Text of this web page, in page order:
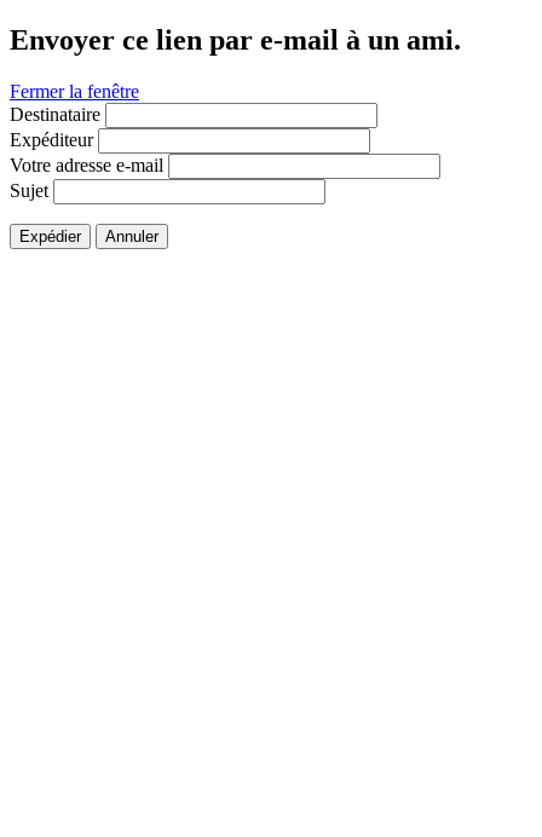
Envoyer ce lien par e-mail à un ami.
Fermer la fenêtre
Destinataire
Expéditeur
Votre adresse e-mail
Sujet
Expédier Annuler